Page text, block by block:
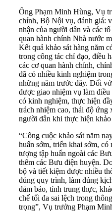
Ông Phạm Minh Hùng, Vụ
chính, Bộ Nội vụ, đánh giá:
nhận của người dân và các
quan hành chính Nhà nước
Kết quả khảo sát hàng năm
trong công tác chỉ đạo, điều
các cơ quan hành chính,
đã có nhiều kinh nghiệm
những năm trước đây. Đối
được giao nhiệm vụ làm
có kinh nghiệm, thực hiện
trách nhiệm cao, thái độ
người dân khi thực hiện khảo
“Công cuộc khảo sát năm
huấn sớm, triển khai sớm,
tượng tập huấn ngoài các
thêm các Bưu điện huyện.
bộ và tiết kiệm được nhiều
đúng quy trình, làm đúng
đảm bảo, tính trung thực,
chế tối đa sai lệch trong
trọng”, Vụ trưởng Phạm